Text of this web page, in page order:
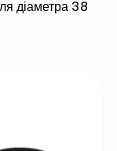
діаметра 38